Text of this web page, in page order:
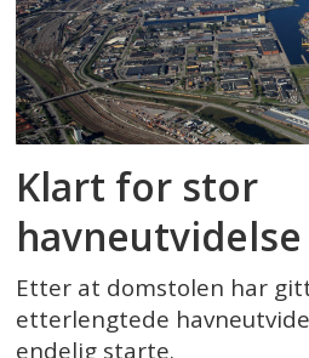
Klart for stor
Etter at domstolen har
etterlengtede
endelig starte.